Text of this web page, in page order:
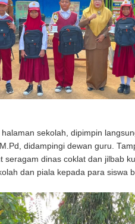
sekolah, dipimpin
didampingi dewan guru.
seragam dinas coklat dan jilbab
dan piala kepada para siswa